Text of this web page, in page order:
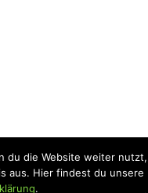
du die Website weiter nutzt,
aus. Hier findest du unsere
.